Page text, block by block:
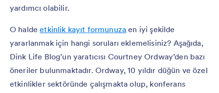
yardımcı olabilir.
O haldeetkinlik kayıt formunuza en iyi şekilde
yararlanmak için hangi soruları eklemelisiniz? Aşağıda,
Dink Life Blog’un yaratıcısı Courtney Ordway’den bazı
öneriler bulunmaktadır. Ordway, 10 yıldır düğün ve özel
etkinlikler sektöründe çalışmakta olup, konferans